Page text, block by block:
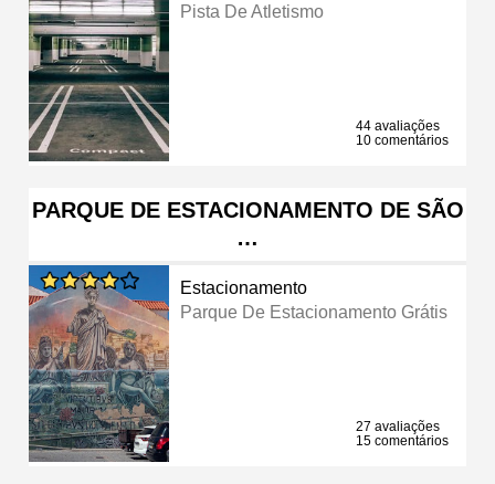
Pista De Atletismo
44 avaliações
10 comentários
PARQUE DE ESTACIONAMENTO DE SÃO
…
Estacionamento
Parque De Estacionamento Grátis
27 avaliações
15 comentários